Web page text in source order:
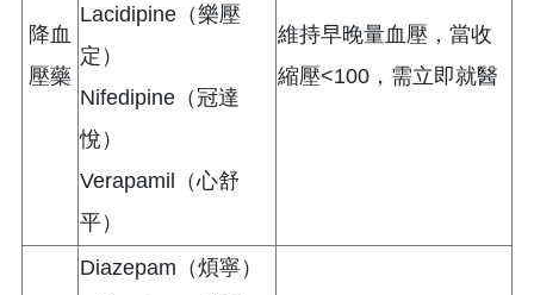
降血
壓藥
Lacidipine（樂壓
定）
Nifedipine（冠達
悅）
Verapamil（心舒
平）
維持早晚量血壓，當收
縮壓<100，需立即就醫
Diazepam（煩寧）